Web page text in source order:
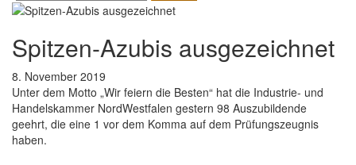
Spitzen-Azubis ausgezeichnet
8. November 2019
Unter dem Motto „Wir feiern die Besten“ hat die Industrie- und
Handelskammer NordWestfalen gestern 98 Auszubildende
geehrt, die eine 1 vor dem Komma auf dem Prüfungszeugnis
haben.